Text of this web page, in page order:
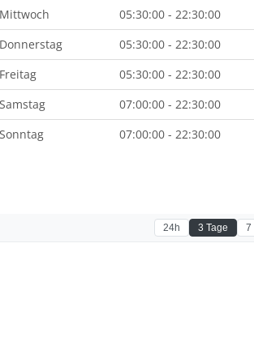
Mittwoch
05:30:00 - 22:30:00
Donnerstag
05:30:00 - 22:30:00
Freitag
05:30:00 - 22:30:00
Samstag
07:00:00 - 22:30:00
Sonntag
07:00:00 - 22:30:00